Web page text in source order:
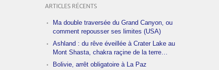
ARTICLES RÉCENTS
Ma double traversée du Grand Canyon, ou
comment repousser ses limites (USA)
Ashland : du rêve éveillée à Crater Lake au
Mont Shasta, chakra raçine de la terre…
Bolivie, arrêt obligatoire à La Paz